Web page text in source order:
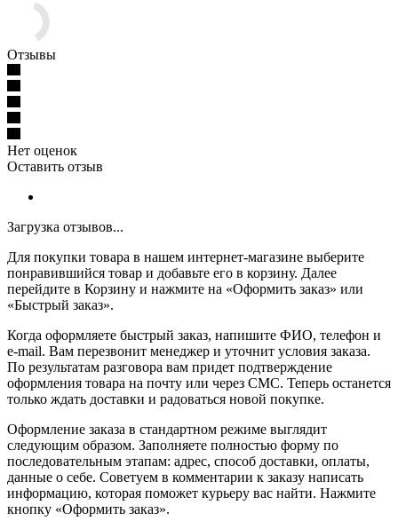
Отзывы
Нет оценок
Оставить отзыв
Загрузка отзывов...
Для покупки товара в нашем интернет-магазине выберите
понравившийся товар и добавьте его в корзину. Далее
перейдите в Корзину и нажмите на «Оформить заказ» или
«Быстрый заказ».
Когда оформляете быстрый заказ, напишите ФИО, телефон и
e-mail. Вам перезвонит менеджер и уточнит условия заказа.
По результатам разговора вам придет подтверждение
оформления товара на почту или через СМС. Теперь останется
только ждать доставки и радоваться новой покупке.
Оформление заказа в стандартном режиме выглядит
следующим образом. Заполняете полностью форму по
последовательным этапам: адрес, способ доставки, оплаты,
данные о себе. Советуем в комментарии к заказу написать
информацию, которая поможет курьеру вас найти. Нажмите
кнопку «Оформить заказ».